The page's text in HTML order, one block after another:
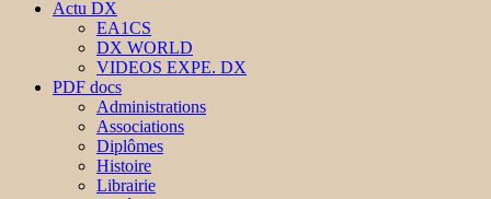
Actu DX
EA1CS
DX WORLD
VIDEOS EXPE. DX
PDF docs
Administrations
Associations
Diplômes
Histoire
Librairie